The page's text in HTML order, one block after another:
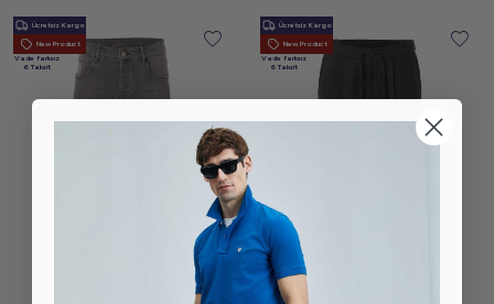
Ücretsiz Kargo
New Product
Vade farksız
6 Taksit
Ücretsiz Kargo
New Product
Vade farksız
6 Taksit